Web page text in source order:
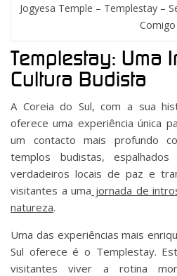
Jogyesa Temple – Templestay –
Comigo
Templestay: Uma
Cultura Budista
A Coreia do Sul, com a sua
oferece uma experiência única
um contacto mais profundo
templos budistas,
verdadeiros locais de paz e
visitantes a uma jornada de
natureza.
Uma das experiências mais
Sul oferece é o Templestay.
visitantes viver a rotina